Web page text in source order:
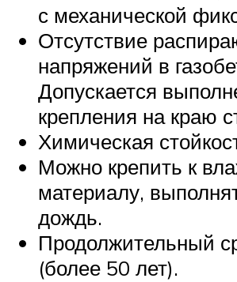
с механической
Отсутствие
напряжений в
Допускается
крепления на краю
Химическая
Можно крепить к
материалу,
дождь.
Продолжительный
(более 50 лет).